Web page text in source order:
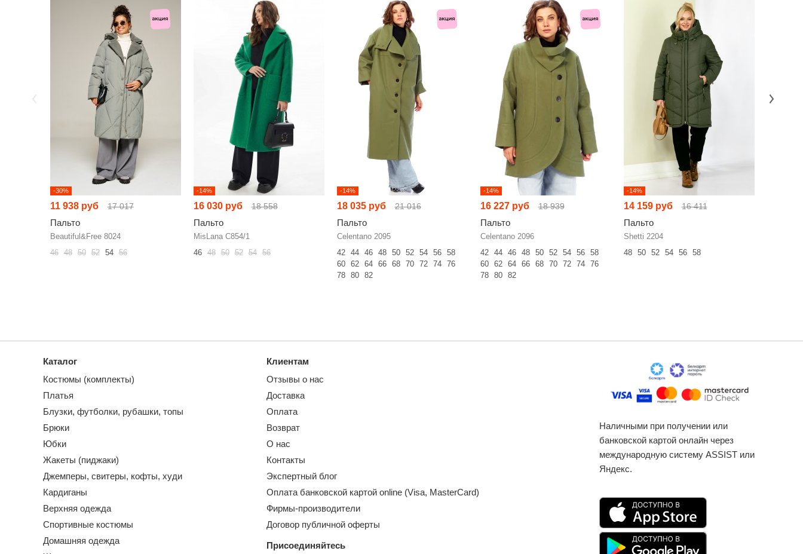
-30%
11 938 руб 17 017
Пальто
Beautiful&Free 8024
46 48 50 52 54 56
-14%
16 030 руб 18 558
Пальто
MisLana С854/1
46 48 50 52 54 56
-14%
18 035 руб 21 016
Пальто
Celentano 2095
42
44 46 48 50 52 54 56
58
60
62 64 66 68 70 72 74
76
78
80 82
-14%
16 227 руб 18 939
Пальто
Celentano 2096
42
44 46 48 50 52 54 56
58
60
62 64 66 68 70 72 74
76
78
80 82
-14%
14 159 руб 16 411
Пальто
Shetti 2204
48
50 52 54 56 58
Каталог
Костюмы (комплекты)
Платья
Блузки, футболки, рубашки, топы
Брюки
Юбки
Жакеты (пиджаки)
Джемперы, свитеры, кофты, худи
Кардиганы
Верхняя одежда
Спортивные костюмы
Домашняя одежда
Клиентам
Отзывы о нас
Доставка
Оплата
Возврат
О нас
Контакты
Экспертный блог
Оплата банковской картой online (Visa, MasterCard)
Фирмы-производители
Договор публичной оферты
Присоединяйтесь
Наличными при получении или
банковской картой онлайн через
международную систему ASSIST или
Яндекс.